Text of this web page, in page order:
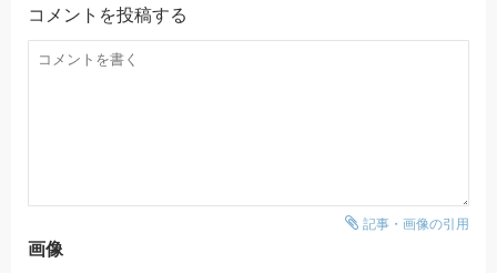
コメントを投稿する
記事・画像の引用
画像